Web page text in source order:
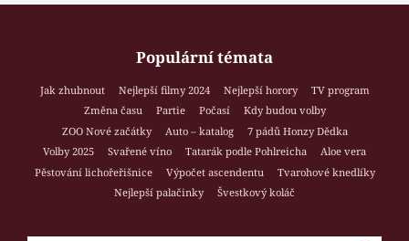
Populární témata
Jak zhubnout Nejlepší filmy 2024 Nejlepší horory
TV program
Změna času
Partie Počasí
Kdy budou volby
ZOO Nové začátky
Auto – katalog
7 pádů Honzy Dědka
Volby 2025
Svařené víno Tatarák podle Pohlreicha
Aloe vera
Pěstování lichořeřišnice
Výpočet ascendentu
Tvarohové knedlíky
Nejlepší palačinky
Švestkový koláč